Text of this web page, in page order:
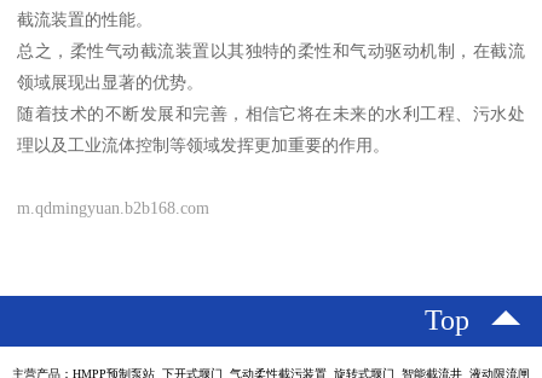
截流装置的性能。
总之，柔性气动截流装置以其独特的柔性和气动驱动机制，在截流
领域展现出显著的优势。
随着技术的不断发展和完善，相信它将在未来的水利工程、污水处
理以及工业流体控制等领域发挥更加重要的作用。
m.qdmingyuan.b2b168.com
Top
主营产品：HMPP预制泵站 下开式堰门 气动柔性截污装置 旋转式堰门 智能截流井 液动限流闸